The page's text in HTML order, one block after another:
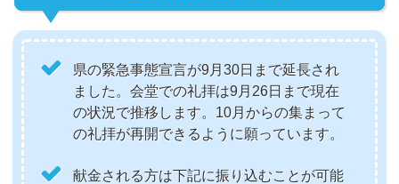
県の緊急事態宣言が9月30日まで延長され
ました。会堂での礼拝は9月26日まで現在
の状況で推移します。10月からの集まって
の礼拝が再開できるように願っています。
献金される方は下記に振り込むことが可能